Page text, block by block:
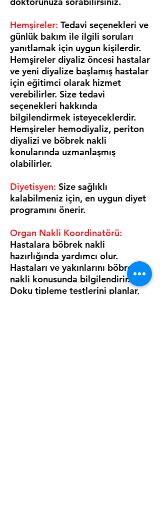
Hemşireler: Tedavi seçenekleri ve
günlük bakım ile ilgili soruları
yanıtlamak için uygun kişilerdir.
Hemşireler diyaliz öncesi hastalar
ve yeni diyalize başlamış hastalar
için eğitimci olarak hizmet
verebilirler. Size tedavi
seçenekleri hakkında
bilgilendirmek isteyeceklerdir.
Hemşireler hemodiyaliz, periton
diyalizi ve böbrek nakli
konularında uzmanlaşmış
olabilirler.
Diyetisyen: Size sağlıklı
kalabilmeniz için, en uygun diyet
programını önerir.
Organ Nakli Koordinatörü:
Hastalara böbrek nakli
hazırlığında yardımcı olur.
Hastaları ve yakınlarını böbrek
nakli konusunda bilgilendirir.
Doku tipleme testlerini planlar,